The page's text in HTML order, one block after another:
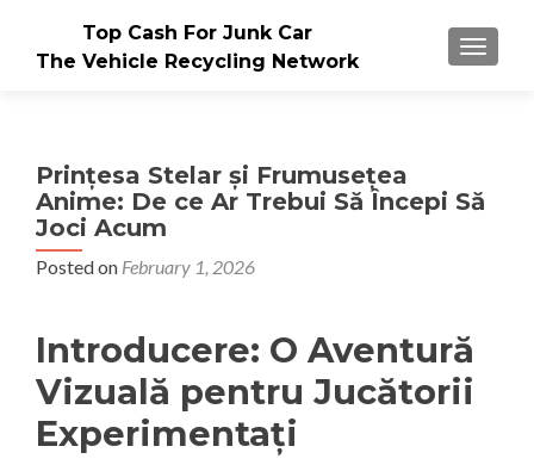
Top Cash For Junk Car
The Vehicle Recycling Network
Prințesa Stelar și Frumusețea
Anime: De ce Ar Trebui Să Începi Să
Joci Acum
Posted on February 1, 2026
Introducere: O Aventură
Vizuală pentru Jucătorii
Experimentați